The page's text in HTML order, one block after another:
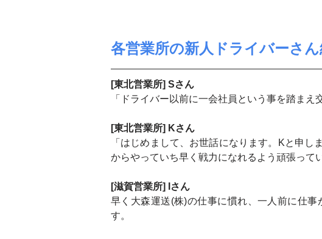
各営業所の新人ドライバーさ
[東北営業所] Sさん
「ドライバー以前に一会社員という事を踏ま
[東北営業所] Kさん
「はじめまして、お世話になります。Kと申
からやっていち早く戦力になれるよう頑張って
[滋賀営業所] Iさん
早く大森運送(株)の仕事に慣れ、一人前に仕
す。